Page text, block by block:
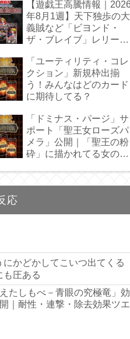
【遊戯王高騰情報｜
年8月1週】天下独歩の大
義賊など「ビヨンド・
ザ・ブレイブ」レリーフ
「ユーティリティ・コレ
クション」新規枠出揃
う！みんなはどのカード
に期待してる？
「ドミナス・パージ」サ
ポート「聖王女ローズパ
メラ」公開｜「聖王の粉
砕」に描かれてる女の子
応
にかどかしてこいつ出てくる
も圧ある
えたしもべ－青眼の究極竜」効
｜耐性・連撃・除去効果ツエ